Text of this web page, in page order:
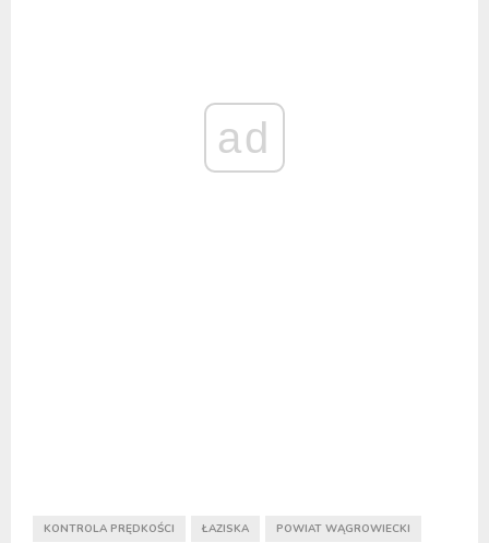
ad
KONTROLA PRĘDKOŚCI ŁAZISKA POWIAT WĄGROWIECKI